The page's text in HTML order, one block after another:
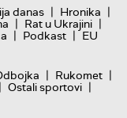
danas | Hronika |
| Rat u Ukrajini |
| Podkast | EU
| Rukomet |
| Ostali sportovi |